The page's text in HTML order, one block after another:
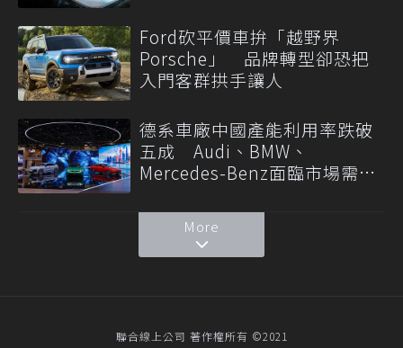
Ford砍平價車拚「越野界
Porsche」 品牌轉型卻恐把
入門客群拱手讓人
德系車廠中國產能利用率跌破
五成 Audi、BMW、
Mercedes-Benz面臨市場需求
More
聯合線上公司 著作權所有 ©2021